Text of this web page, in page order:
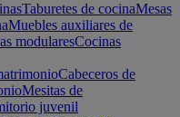
Taburetes de cocinaMesas
Muebles auxiliares de
modularesCocinas
Cabeceros de
Mesitas de
juvenil